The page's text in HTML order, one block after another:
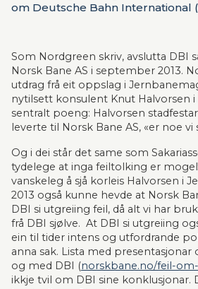
om Deutsche Bahn International
kommunikasjonssjef Thor W.
held fram:
Som Nordgreen skriv, avslutta DBI
Norsk Bane AS i september 2013.
utdrag frå eit oppslag i
nytilsett konsulent Knut Halvorsen
sentralt poeng: Halvorsen
leverte til Norsk Bane AS, «er noe vi
Og i dei står det same som
tydelege at inga feiltolking er
vanskeleg å sjå korleis Halvorsen i
2013 også kunne hevde at Norsk
DBI si utgreiing feil, då alt vi har
frå DBI sjølve.  At DBI si utgreiing
ein til tider intens og utfordrande
anna sak. Lista med
og med DBI (norskbane.no/feil-
ikkje tvil om DBI sine konklusjonar.